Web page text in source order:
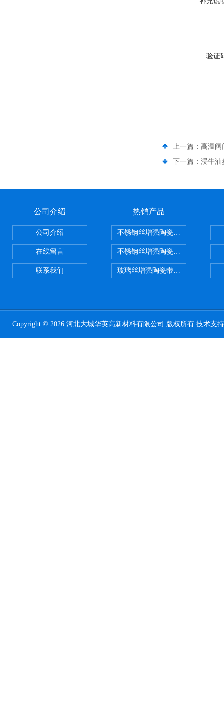
验证
上一篇： 高温阀
下一篇： 浸牛油
公司介绍
公司介绍
在线留言
联系我们
热销产品
不锈钢丝增强陶瓷纤维布，陶瓷布
不锈钢丝增强陶瓷纤维布应用范围
玻璃丝增强陶瓷带，硅酸铝纤维
Copyright © 2026 河北大城华英高新材料有限公司 版权所有 技术支